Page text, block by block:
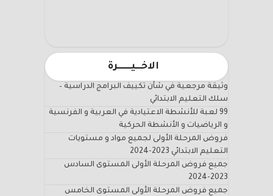
الاخـــيـــــــرة
وثيقة مرجعية في شأن تكييف البرامج الدراسية –
سلك التعليم الابتدائي
99 لعبة للأنشطة الاعتيادية في العربية و الفرنسية
و الرياضيات و الأنشطة الحركية
فروض المرحلة الأولى لجميع مواد و مستويات
التعليم الابتدائي 2023-2024
جميع فروض المرحلة الأولى المستوى السادس
2023-2024
جميع فروض المرحلة الأولى المستوى الخامس